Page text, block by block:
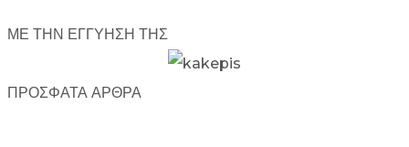
ΜΕ ΤΗΝ ΕΓΓΥΗΣΗ ΤΗΣ
ΠΡΟΣΦΑΤΑ ΑΡΘΡΑ